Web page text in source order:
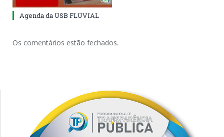
Agenda da USB FLUVIAL
Os comentários estão fechados.